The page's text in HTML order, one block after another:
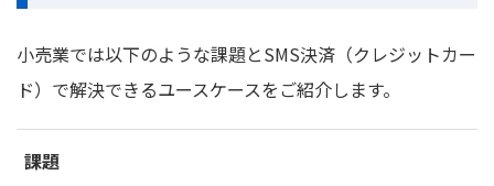
小売業では以下のような課題とSMS決済（クレジットカー
ド）で解決できるユースケースをご紹介します。
課題